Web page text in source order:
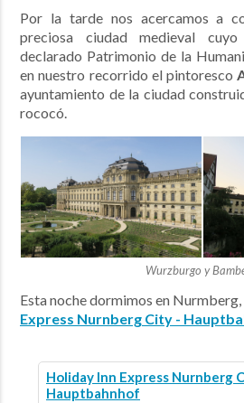
Por la tarde nos acercamos a
preciosa ciudad medieval
declarado Patrimonio de la
en nuestro recorrido el pintoresco
ayuntamiento de la ciudad
rococó.
Wurzburgo y
Esta noche dormimos en
Express Nurnberg City -
Holiday Inn Express Nurnberg
Hauptbahnhof